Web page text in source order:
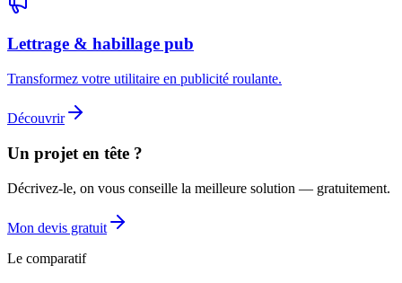
Lettrage & habillage pub
Transformez votre utilitaire en publicité roulante.
Découvrir
Un projet en tête ?
Décrivez-le, on vous conseille la meilleure solution — gratuitement.
Mon devis gratuit
Le comparatif